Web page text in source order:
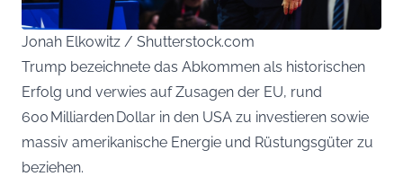
Jonah Elkowitz / Shutterstock.com
Trump bezeichnete das Abkommen als historischen
Erfolg und verwies auf Zusagen der EU, rund
600 Milliarden Dollar in den USA zu investieren sowie
massiv amerikanische Energie und Rüstungsgüter zu
beziehen.